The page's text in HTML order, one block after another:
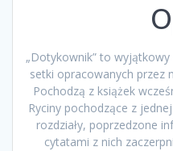
„Dotykownik” to
setki opracowanych przez
Pochodzą z książek
Ryciny pochodzące z
rozdziały, poprzedzone
cytatami z nich